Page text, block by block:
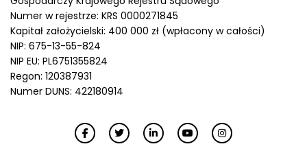
Numer w rejestrze: KRS 0000271845
Kapitał założycielski: 400 000 zł (wpłacony w całości)
NIP: 675-13-55-824
NIP EU: PL6751355824
Regon: 120387931
Numer DUNS: 422180914